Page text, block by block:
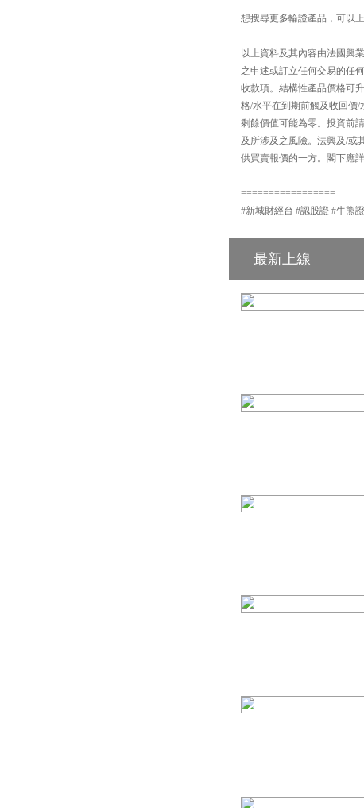
想搜尋更多輪證產品，可以
以上資料及其內容由法國興
之申述或訂立任何交易的任
收款項。結構性產品價格可
格/水平在到期前觸及收回價
剩餘價值可能為零。投資前
及所涉及之風險。法興及/或
供買賣報價的一方。閣下應
=================
#新城財經台 #認股證 #牛熊證
最新上線